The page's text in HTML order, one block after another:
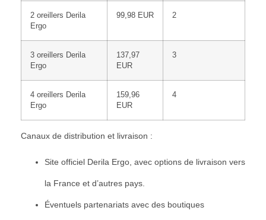
2 oreillers Derila
Ergo
99,98 EUR 2
3 oreillers Derila
Ergo
137,97
EUR
3
4 oreillers Derila
Ergo
159,96
EUR
4
Canaux de distribution et livraison :
Site officiel Derila Ergo, avec options de livraison vers
la France et d’autres pays.
Éventuels partenariats avec des boutiques